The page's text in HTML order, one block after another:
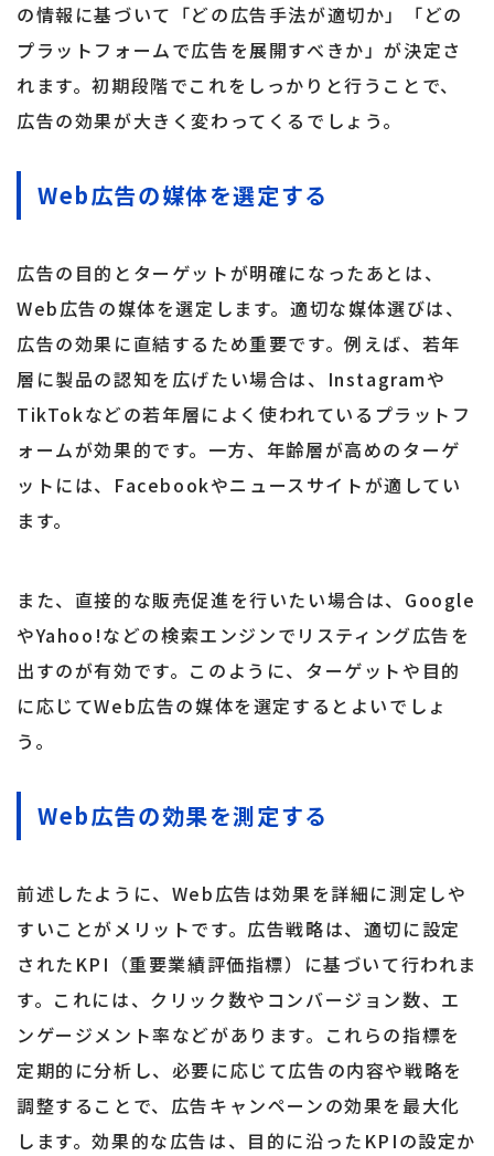
の情報に基づいて「どの広告手法が適切か」「どの
プラットフォームで広告を展開すべきか」が決定さ
れます。初期段階でこれをしっかりと行うことで、
広告の効果が大きく変わってくるでしょう。
Web広告の媒体を選定する
広告の目的とターゲットが明確になったあとは、
Web広告の媒体を選定します。適切な媒体選びは、
広告の効果に直結するため重要です。例えば、若年
層に製品の認知を広げたい場合は、Instagramや
TikTokなどの若年層によく使われているプラットフ
ォームが効果的です。一方、年齢層が高めのターゲ
ットには、Facebookやニュースサイトが適してい
ます。
また、直接的な販売促進を行いたい場合は、Google
やYahoo!などの検索エンジンでリスティング広告を
出すのが有効です。このように、ターゲットや目的
に応じてWeb広告の媒体を選定するとよいでしょ
う。
Web広告の効果を測定する
前述したように、Web広告は効果を詳細に測定しや
すいことがメリットです。広告戦略は、適切に設定
されたKPI（重要業績評価指標）に基づいて行われま
す。これには、クリック数やコンバージョン数、エ
ンゲージメント率などがあります。これらの指標を
定期的に分析し、必要に応じて広告の内容や戦略を
調整することで、広告キャンペーンの効果を最大化
します。効果的な広告は、目的に沿ったKPIの設定か